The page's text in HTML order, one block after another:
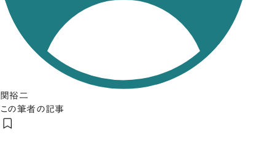
関裕二
この筆者の記事